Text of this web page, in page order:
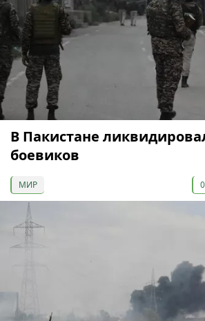
В Пакистане
боевиков
МИР